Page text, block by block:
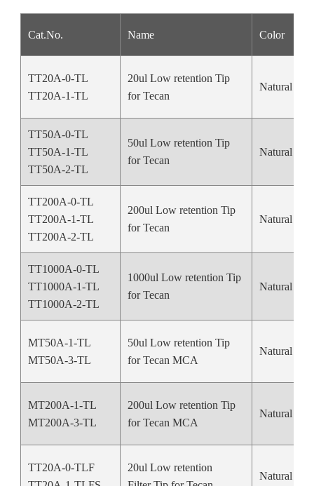
Cat.No. Name Color
TT20A-0-TL
TT20A-1-TL
20ul Low retention Tip
for Tecan
Natural
TT50A-0-TL
TT50A-1-TL
TT50A-2-TL
50ul Low retention Tip
for Tecan
Natural
TT200A-0-TL
TT200A-1-TL
TT200A-2-TL
200ul Low retention Tip
for Tecan
Natural
TT1000A-0-TL
TT1000A-1-TL
TT1000A-2-TL
1000ul Low retention Tip
for Tecan
Natural
MT50A-1-TL
MT50A-3-TL
50ul Low retention Tip
for Tecan MCA
Natural
MT200A-1-TL
MT200A-3-TL
200ul Low retention Tip
for Tecan MCA
Natural
TT20A-0-TLF
20ul Low retention
Natural